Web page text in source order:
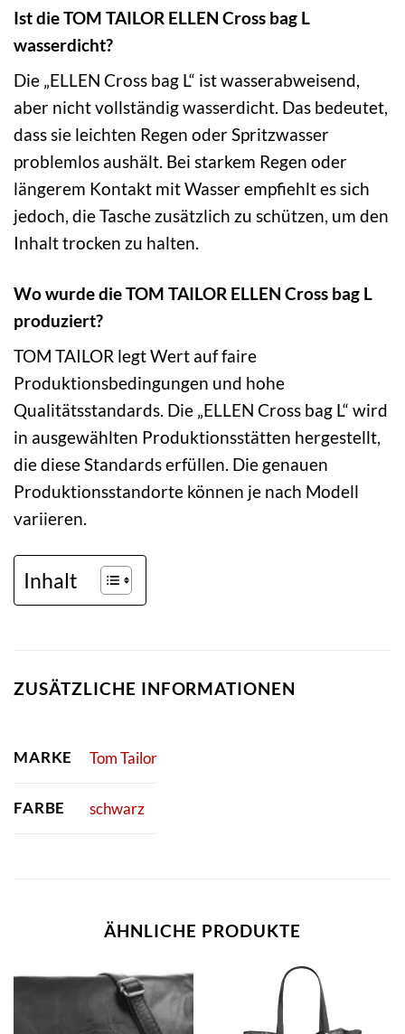
Ist die TOM TAILOR ELLEN Cross bag L
wasserdicht?
Die „ELLEN Cross bag L“ ist wasserabweisend,
aber nicht vollständig wasserdicht. Das bedeutet,
dass sie leichten Regen oder Spritzwasser
problemlos aushält. Bei starkem Regen oder
längerem Kontakt mit Wasser empfiehlt es sich
jedoch, die Tasche zusätzlich zu schützen, um den
Inhalt trocken zu halten.
Wo wurde die TOM TAILOR ELLEN Cross bag L
produziert?
TOM TAILOR legt Wert auf faire
Produktionsbedingungen und hohe
Qualitätsstandards. Die „ELLEN Cross bag L“ wird
in ausgewählten Produktionsstätten hergestellt,
die diese Standards erfüllen. Die genauen
Produktionsstandorte können je nach Modell
variieren.
Inhalt
ZUSÄTZLICHE INFORMATIONEN
MARKE Tom Tailor
FARBE schwarz
ÄHNLICHE PRODUKTE